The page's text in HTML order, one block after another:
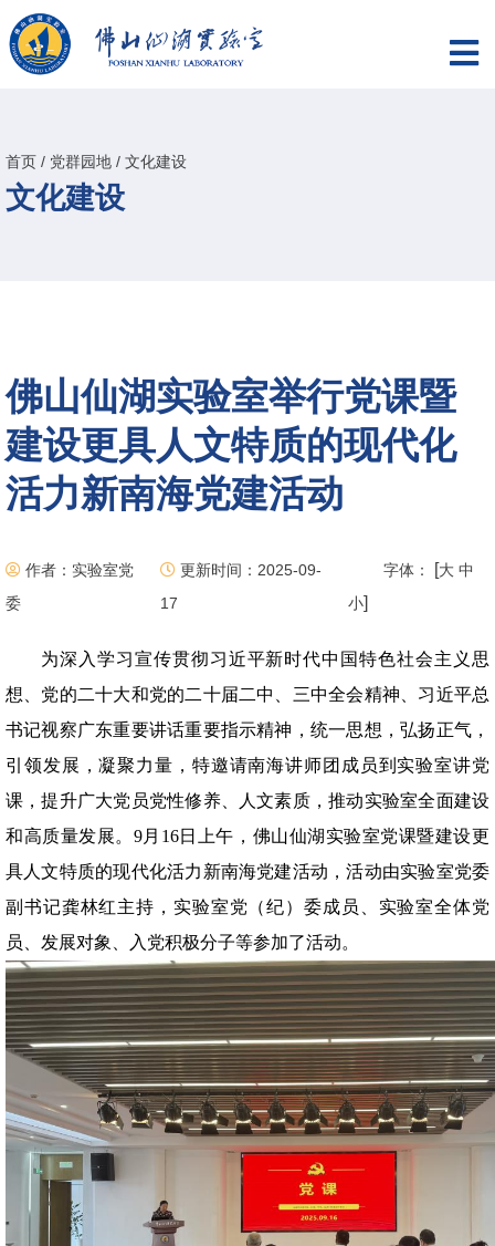
首页 / 党群园地 / 文化建设
文化建设
佛山仙湖实验室举行党课暨
建设更具人文特质的现代化
活力新南海党建活动
作者：实验室党
委
更新时间：2025-09-
17
字体： [大 中
小]
为深入学习宣传贯彻习近平新时代中国特色社会主义思
想、党的二十大和党的二十届二中、三中全会精神、习近平总
书记视察广东重要讲话重要指示精神，统一思想，弘扬正气，
引领发展，凝聚力量，特邀请南海讲师团成员到实验室讲党
课，提升广大党员党性修养、人文素质，推动实验室全面建设
和高质量发展。9月16日上午，佛山仙湖实验室党课暨建设更
具人文特质的现代化活力新南海党建活动，活动由实验室党委
副书记龚林红主持，实验室党（纪）委成员、实验室全体党
员、发展对象、入党积极分子等参加了活动。